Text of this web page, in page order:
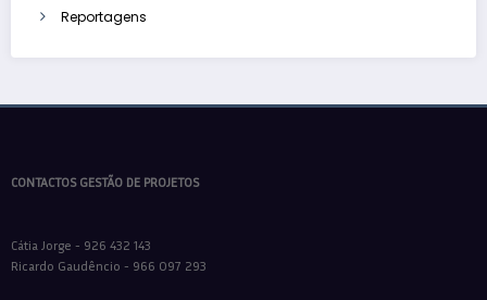
Reportagens
CONTACTOS GESTÃO DE PROJETOS
Cátia Jorge - 926 432 143
Ricardo Gaudêncio - 966 097 293